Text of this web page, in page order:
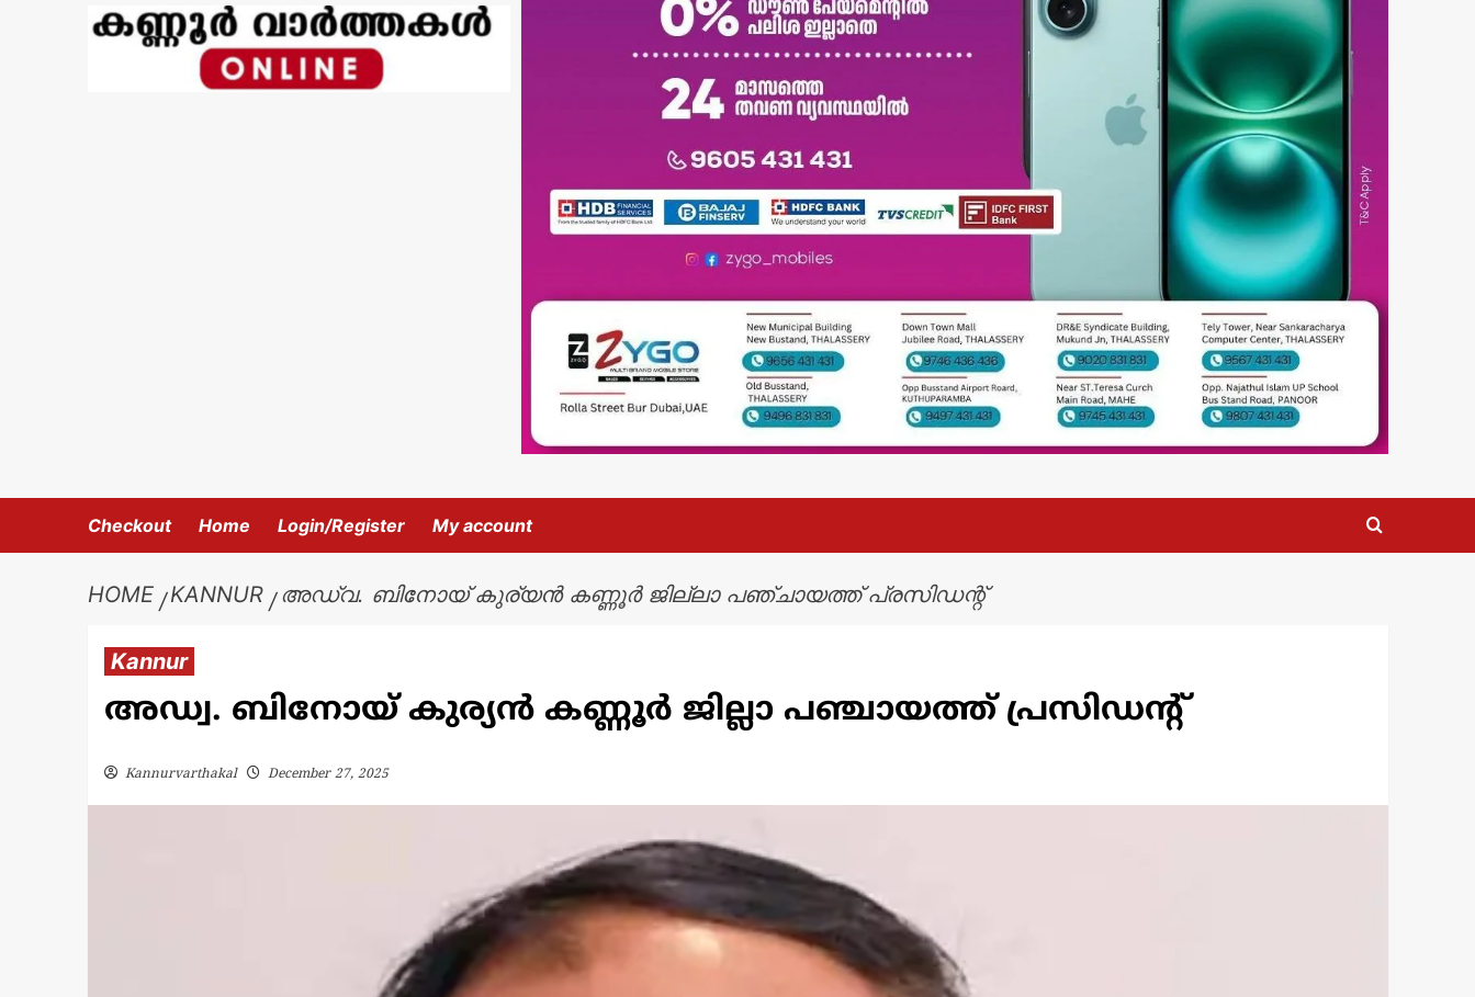
Checkout Home Login/Register My account
HOME KANNUR അഡ്വ. ബിനോയ് കുര്യൻ കണ്ണൂർ ജില്ലാ പഞ്ചായത്ത് പ്രസിഡന്റ്
Kannur
അഡ്വ. ബിനോയ് കുര്യൻ കണ്ണൂർ ജില്ലാ പഞ്ചായത്ത് പ്രസിഡന്റ്
Kannurvarthakal December 27, 2025